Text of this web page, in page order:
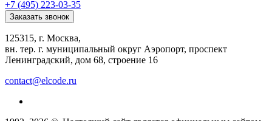
+7 (495) 223-03-35
Заказать звонок
125315, г. Москва,
вн. тер. г. муниципальный округ Аэропорт, проспект
Ленинградский, дом 68, строение 16
contact@elcode.ru